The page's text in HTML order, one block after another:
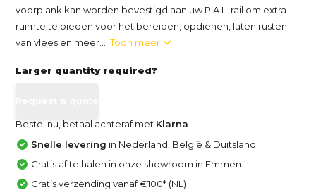
voorplank kan worden bevestigd aan uw P.A.L. rail om extra
ruimte te bieden voor het bereiden, opdienen, laten rusten
van vlees en meer....Toon meer
Larger quantity required?
Bestel nu, betaal achteraf met Klarna
Snelle levering in Nederland, België & Duitsland
Gratis af te halen in onze showroom in Emmen
Gratis verzending vanaf €100* (NL)